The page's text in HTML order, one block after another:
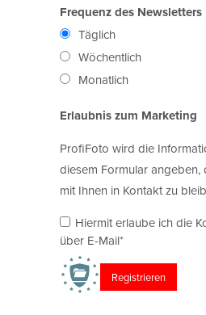
Frequenz des Newsletters
Täglich
Wöchentlich
Monatlich
Erlaubnis zum Marketing
ProfiFoto wird die
diesem Formular angeben,
mit Ihnen in Kontakt zu
Hiermit erlaube ich die
über E-Mail*